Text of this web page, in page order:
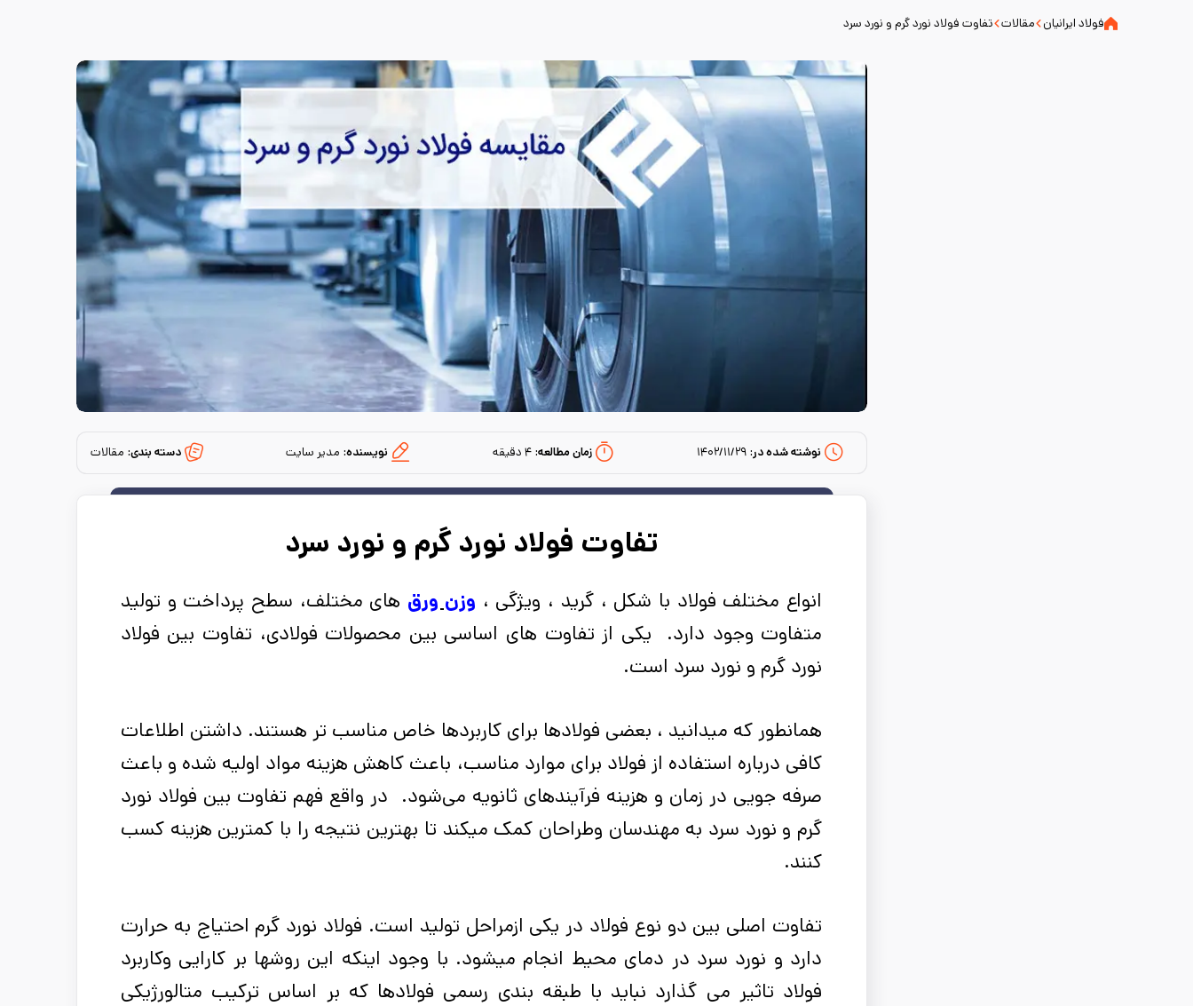
فولاد ایرانیان مقالات تفاوت فولاد نورد گرم و نورد سرد
نوشته شده در: ۱۴۰۲/۱۱/۲۹ زمان مطالعه:‌ ۴دقیقه نویسنده: مدیر سایت دسته بندی: مقالات
تفاوت فولاد نورد گرم و نورد سرد
انواع مختلف فولاد با شکل­ ، گرید ، ویژگی­ ، وزن ورق های مختلف، سطح پرداخت­ و تولید
متفاوت وجود دارد. یکی از تفاوت های اساسی بین محصولات فولادی، تفاوت بین فولاد
نورد گرم و نورد سرد است.
همانطور که میدانید ، بعضی فولادها برای کاربردها خاص مناسب ­تر هستند. داشتن اطلاعات
کافی درباره استفاده از فولاد برای موارد مناسب، باعث کاهش هزینه مواد اولیه شده و باعث
صرفه­ جویی در زمان و هزینه فرآیندهای ثانویه می‌شود. در واقع فهم تفاوت بین فولاد نورد
گرم و نورد سرد به مهندسان وطراحان کمک می­کند تا بهترین نتیجه را با کم­ترین هزینه کسب
کنند.
تفاوت اصلی بین دو نوع فولاد در یکی ازمراحل تولید است. فولاد نورد گرم احتیاج به حرارت
دارد و نورد سرد در دمای محیط انجام می­شود. با وجود اینکه این روش­ها بر کارایی وکاربرد
فولاد تاثیر می ­گذارد نباید با طبقه­ بندی رسمی فولادها که بر اساس ترکیب متالورژیکی